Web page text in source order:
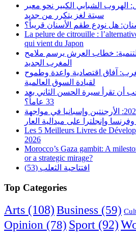
الهروب الشبابي الكبير نحو معبر
سبتة لغز يتكرر من جديد
هل نودع طقم الأسنان قريباً؟
La pelure de citrouille :
qui vient du Japon
خطاب العرش يرسم ملامح
المغرب الجديد
آفاق اقتصادية واعدة وطموح
لقيادة السوق العالمية
أن تقرأ سيرة الحسن الثاني بعد
33 عاماً؟
نهائي كأس العالم 2026: الأرجنتين وإسبانيا في مواجهة
وإنجلترا على ميدالية العار
Les 5 Meilleurs Livres de
2026
Morocco’s Gaza gambit: A
or a strategic mirage?
افتتاحية الثعلب (53)
Top Categories
Arts (108) Business (59)
Opinion (78) Sport (92)